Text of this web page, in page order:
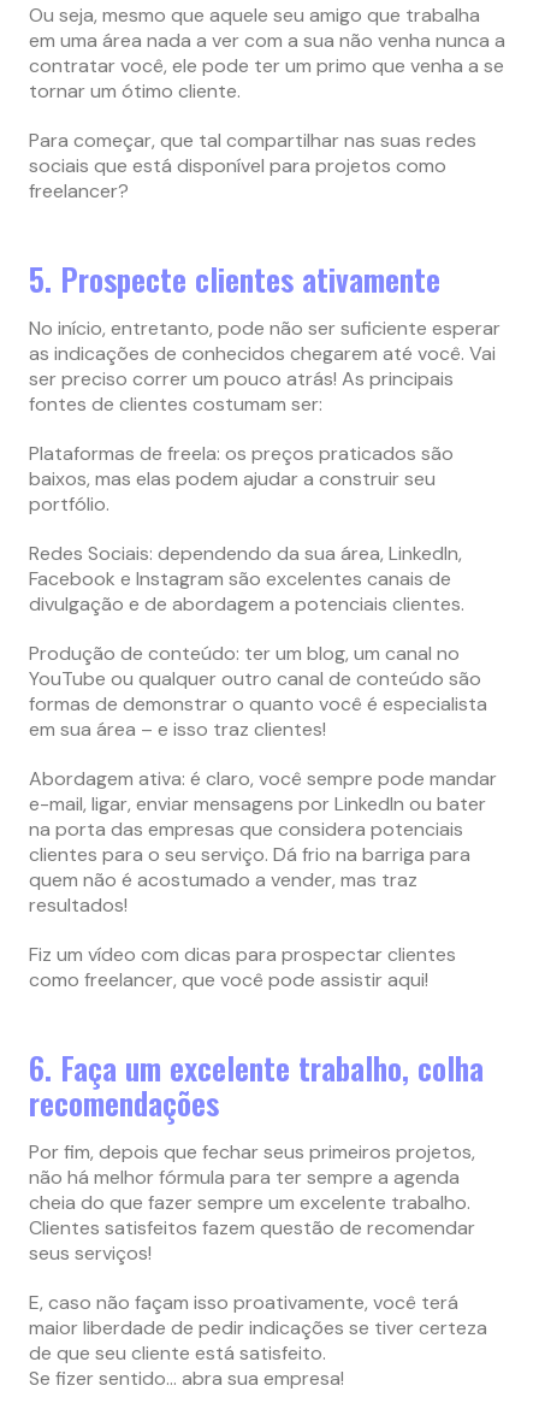
Ou seja, mesmo que aquele seu amigo que trabalha
em uma área nada a ver com a sua não venha nunca a
contratar você, ele pode ter um primo que venha a se
tornar um ótimo cliente.
Para começar, que tal compartilhar nas suas redes
sociais que está disponível para projetos como
freelancer?
5. Prospecte clientes ativamente
No início, entretanto, pode não ser suficiente esperar
as indicações de conhecidos chegarem até você. Vai
ser preciso correr um pouco atrás! As principais
fontes de clientes costumam ser:
Plataformas de freela: os preços praticados são
baixos, mas elas podem ajudar a construir seu
portfólio.
Redes Sociais: dependendo da sua área, LinkedIn,
Facebook e Instagram são excelentes canais de
divulgação e de abordagem a potenciais clientes.
Produção de conteúdo: ter um blog, um canal no
YouTube ou qualquer outro canal de conteúdo são
formas de demonstrar o quanto você é especialista
em sua área – e isso traz clientes!
Abordagem ativa: é claro, você sempre pode mandar
e-mail, ligar, enviar mensagens por LinkedIn ou bater
na porta das empresas que considera potenciais
clientes para o seu serviço. Dá frio na barriga para
quem não é acostumado a vender, mas traz
resultados!
Fiz um vídeo com dicas para prospectar clientes
como freelancer, que você pode assistir aqui!
6. Faça um excelente trabalho, colha
recomendações
Por fim, depois que fechar seus primeiros projetos,
não há melhor fórmula para ter sempre a agenda
cheia do que fazer sempre um excelente trabalho.
Clientes satisfeitos fazem questão de recomendar
seus serviços!
E, caso não façam isso proativamente, você terá
maior liberdade de pedir indicações se tiver certeza
de que seu cliente está satisfeito.
Se fizer sentido… abra sua empresa!